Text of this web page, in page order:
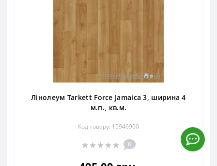
Лінолеум Tarkett Force Jamaica 3, ширина 4
м.п., кв.м.
Код товару: 15946900
0